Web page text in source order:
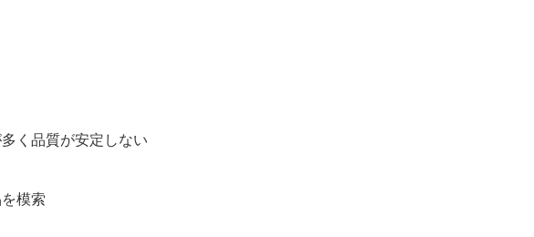
く品質が安定しない
模索